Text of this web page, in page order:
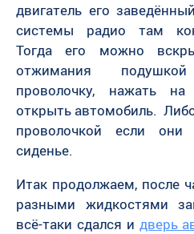
двигатель его
системы радио там
Тогда его можно
отжимания
проволочку, нажать
открыть автомобиль.
проволочкой если
сиденье.
Итак продолжаем, после
разными жидкостями
всё-таки сдался и дверь